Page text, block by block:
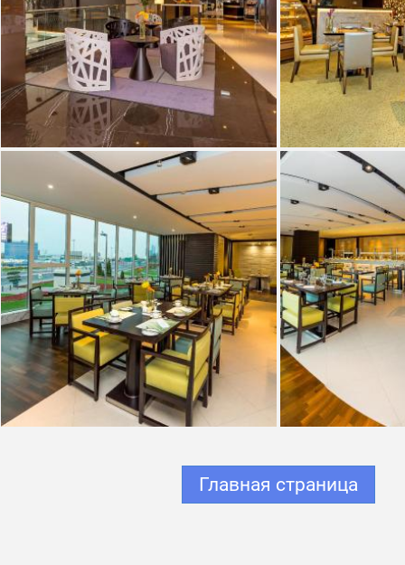
Главная страница